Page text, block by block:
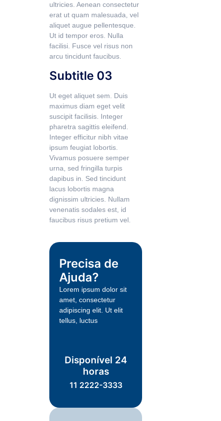
ultricies. Aenean consectetur
erat ut quam malesuada, vel
aliquet augue pellentesque.
Ut id tempor eros. Nulla
facilisi. Fusce vel risus non
arcu tincidunt faucibus.
Subtitle 03
Ut eget aliquet sem. Duis
maximus diam eget velit
suscipit facilisis. Integer
pharetra sagittis eleifend.
Integer efficitur nibh vitae
ipsum feugiat lobortis.
Vivamus posuere semper
urna, sed fringilla turpis
dapibus in. Sed tincidunt
lacus lobortis magna
dignissim ultricies. Nullam
venenatis sodales est, id
faucibus risus pretium vel.
Precisa de
Ajuda?
Lorem ipsum dolor sit
amet, consectetur
adipiscing elit. Ut elit
tellus, luctus
Disponível 24
horas
11 2222-3333